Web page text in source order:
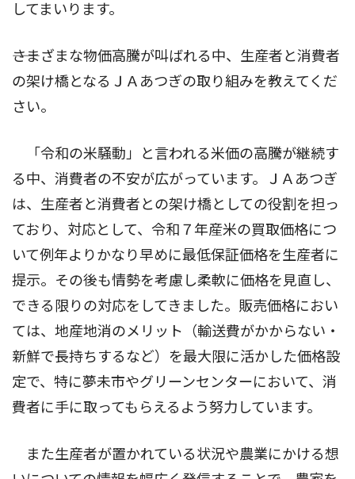
してまいります。
――さまざまな物価高騰が叫ばれる中、生産者と消費者
の架け橋となるＪＡあつぎの取り組みを教えてくだ
さい。
「令和の米騒動」と言われる米価の高騰が継続す
る中、消費者の不安が広がっています。ＪＡあつぎ
は、生産者と消費者との架け橋としての役割を担っ
ており、対応として、令和７年産米の買取価格につ
いて例年よりかなり早めに最低保証価格を生産者に
提示。その後も情勢を考慮し柔軟に価格を見直し、
できる限りの対応をしてきました。販売価格におい
ては、地産地消のメリット（輸送費がかからない・
新鮮で長持ちするなど）を最大限に活かした価格設
定で、特に夢未市やグリーンセンターにおいて、消
費者に手に取ってもらえるよう努力しています。
また生産者が置かれている状況や農業にかける想